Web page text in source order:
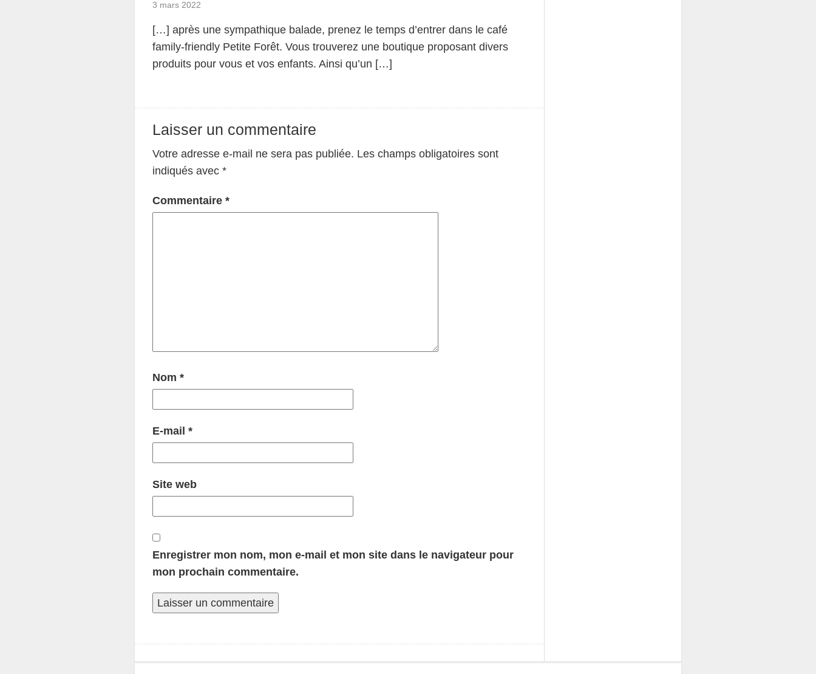
3 mars 2022
[…] après une sympathique balade, prenez le temps d’entrer dans le café
family-friendly Petite Forêt. Vous trouverez une boutique proposant divers
produits pour vous et vos enfants. Ainsi qu’un […]
Laisser un commentaire
Votre adresse e-mail ne sera pas publiée. Les champs obligatoires sont
indiqués avec *
Commentaire *
Nom *
E-mail *
Site web
Enregistrer mon nom, mon e-mail et mon site dans le navigateur pour
mon prochain commentaire.